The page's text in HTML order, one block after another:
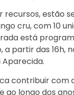
recursos, estão
cru, com 10
está
a partir das 16h,
Aparecida.
contribuir com
ao longo dos